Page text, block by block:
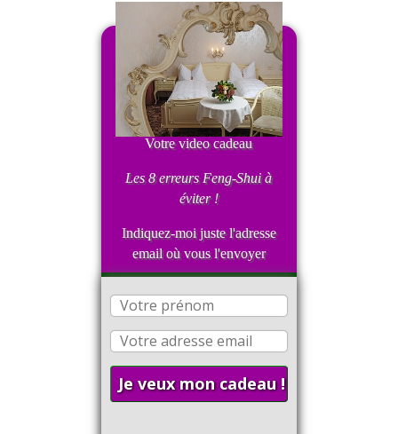
Votre video cadeau
Les 8 erreurs Feng-Shuià
éviter !
Indiquez-moi juste l'adresse
email où vous l'envoyer